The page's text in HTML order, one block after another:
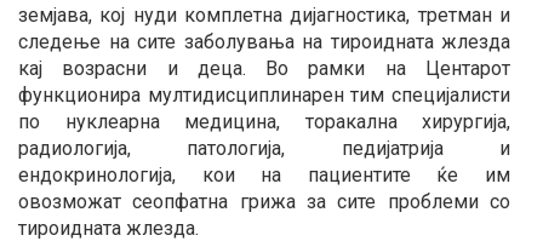
земјава, кој нуди комплетна дијагностика, третман и
следење на сите заболувања на тироидната жлезда
кај возрасни и деца. Во рамки на Центарот
функционира мултидисциплинарен тим специјалисти
по нуклеарна медицина, торакална хирургија,
радиологија, патологија, педијатрија и
ендокринологија, кои на пациентите ќе им
овозможат сеопфатна грижа за сите проблеми со
тироидната жлезда.